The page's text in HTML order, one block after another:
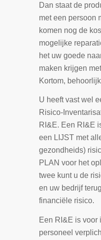
Dan staat de
met een persoon
komen nog de
mogelijke
het uw goede
maken krijgen
Kortom,
U heeft vast wel
Risico-
RI&E. Een RI&E
een LIJST met
gezondheids)
PLAN voor het
twee kunt u de
en uw bedrijf
financiële risico.
Een RI&E is voor
personeel